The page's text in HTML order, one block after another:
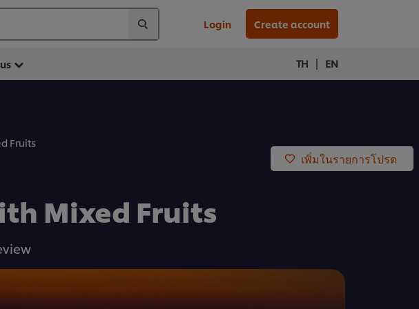
Login Create account
TH | EN
Fruits
เพิ่มในรายการโปรด
Mixed Fruits